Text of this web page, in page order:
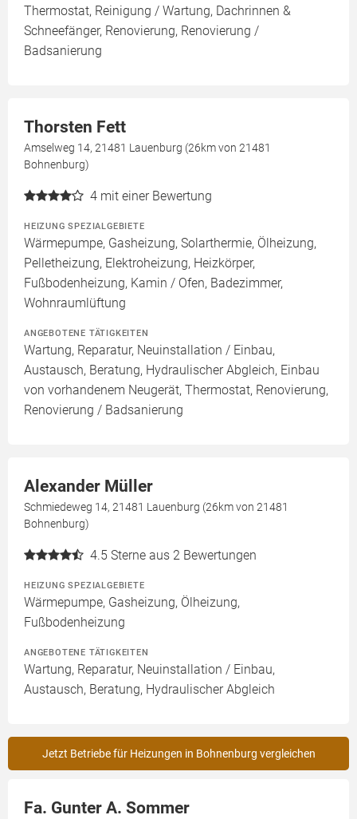
Thermostat, Reinigung / Wartung, Dachrinnen &
Schneefänger, Renovierung, Renovierung /
Badsanierung
Thorsten Fett
Amselweg 14, 21481 Lauenburg (26km von 21481
Bohnenburg)
4 mit einer Bewertung
HEIZUNG SPEZIALGEBIETE
Wärmepumpe, Gasheizung, Solarthermie, Ölheizung,
Pelletheizung, Elektroheizung, Heizkörper,
Fußbodenheizung, Kamin / Ofen, Badezimmer,
Wohnraumlüftung
ANGEBOTENE TÄTIGKEITEN
Wartung, Reparatur, Neuinstallation / Einbau,
Austausch, Beratung, Hydraulischer Abgleich, Einbau
von vorhandenem Neugerät, Thermostat, Renovierung,
Renovierung / Badsanierung
Alexander Müller
Schmiedeweg 14, 21481 Lauenburg (26km von 21481
Bohnenburg)
4.5 Sterne aus 2 Bewertungen
HEIZUNG SPEZIALGEBIETE
Wärmepumpe, Gasheizung, Ölheizung,
Fußbodenheizung
ANGEBOTENE TÄTIGKEITEN
Wartung, Reparatur, Neuinstallation / Einbau,
Austausch, Beratung, Hydraulischer Abgleich
Jetzt Betriebe für Heizungen in Bohnenburg vergleichen
Fa. Gunter A. Sommer